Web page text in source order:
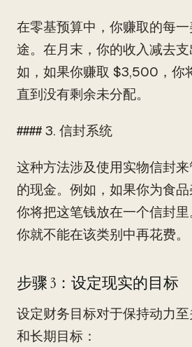
在零基预算中，你赚取的每
途。在月末，你的收入减去
如，如果你赚取 $3,500，你
直到没有剩余未分配。
#### 3. 信封系统
这种方法涉及使用实物信封
的现金。例如，如果你为食
你将把这笔钱放在一个信封里
你就不能在该类别中再花费。
步骤 3：设定现实的目标
设定财务目标对于保持动力
和长期目标：